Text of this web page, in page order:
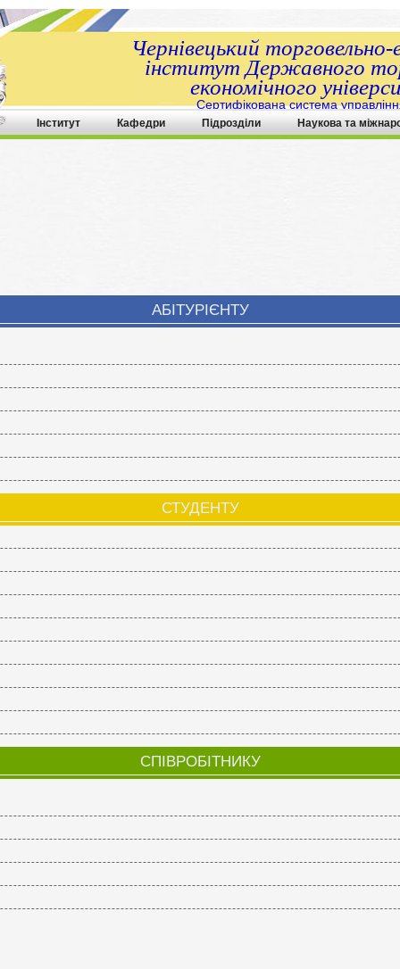
Чернівецький торговельно-
інститут Державного
економічного
Сертифікована система
ДСТУ ISO 9001:2015
Інститут Кафедри Підрозділи Наукова та
АБІТУРІЄНТУ
СТУДЕНТУ
СПІВРОБІТНИКУ